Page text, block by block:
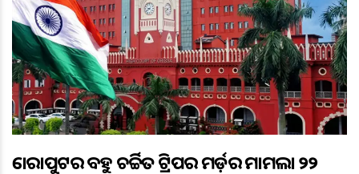
କୋରାପୁଟର ବହୁ ଚର୍ଚ୍ଚିତ ଟ୍ରିପର ମର୍ଡ଼ର ମାମଲା ୨୨